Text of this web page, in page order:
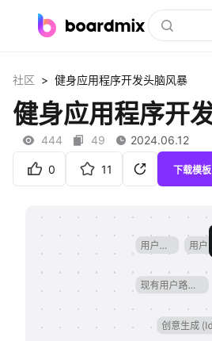
社区资源
下载
私有化部署
客户案例
社区 > 健身应用程序开发头脑风暴
健身应用程序开
444 49 2024.06.12
0 11 下载模板